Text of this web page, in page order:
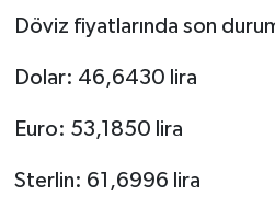
Döviz fiyatlarında son
Dolar: 46,6430 lira
Euro: 53,1850 lira
Sterlin: 61,6996 lira